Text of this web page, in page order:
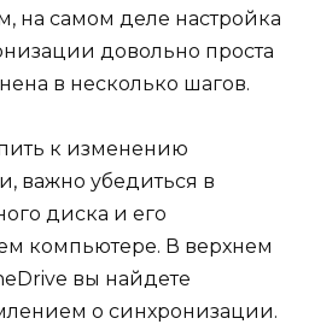
на самом деле настройка
довольно проста
в несколько шагов.
к изменению
важно убедиться в
диска и его
компьютере. В верхнем
вы найдете
о синхронизации.